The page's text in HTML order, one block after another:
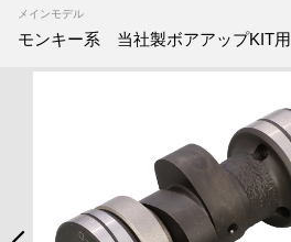
メインモデル
モンキー系 当社製ボアアップKIT用